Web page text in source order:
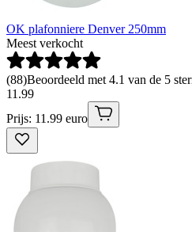
OK plafonniere Denver 250mm
Meest verkocht
(88)Beoordeeld met 4.1 van de 5
11 .99
Prijs: 11.99 euro